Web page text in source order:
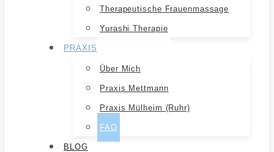
Therapeutische Frauenmassage
Yurashi Therapie
PRAXIS
Über Mich
Praxis Mettmann
Praxis Mülheim (Ruhr)
FAQ
BLOG